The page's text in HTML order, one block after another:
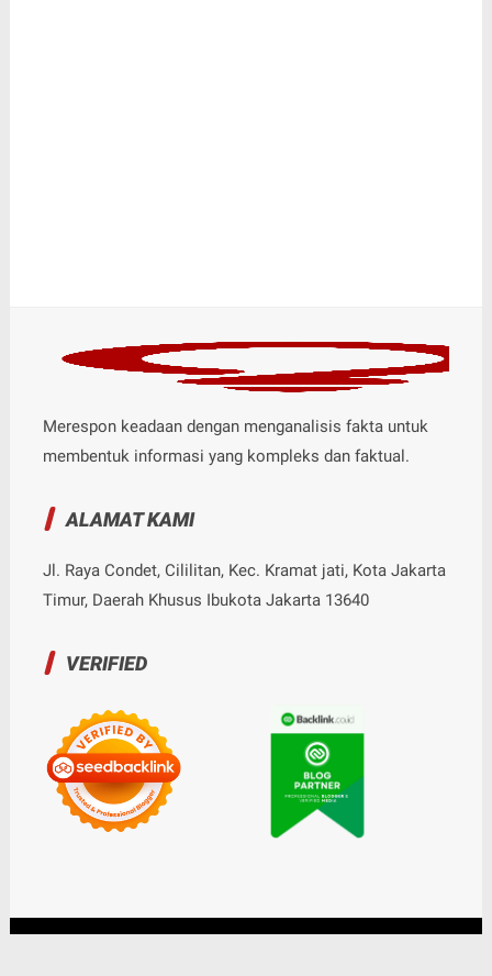
Merespon keadaan dengan menganalisis fakta untuk
membentuk informasi yang kompleks dan faktual.
ALAMAT KAMI
Jl. Raya Condet, Cililitan, Kec. Kramat jati, Kota Jakarta
Timur, Daerah Khusus Ibukota Jakarta 13640
VERIFIED